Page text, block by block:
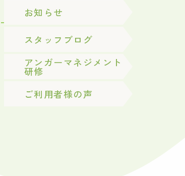
お知らせ
スタッフブログ
アンガーマネジメント
研修
ご利用者様の声